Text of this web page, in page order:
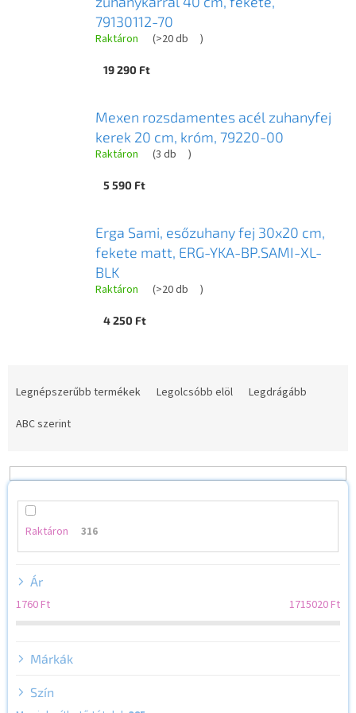
79130112-70
Raktáron (>20 db )
19 290 Ft
Mexen rozsdamentes acél zuhanyfej
kerek 20 cm, króm, 79220-00
Raktáron (3 db )
5 590 Ft
Erga Sami, esőzuhany fej 30x20 cm,
fekete matt, ERG-YKA-BP.SAMI-XL-
BLK
Raktáron (>20 db )
4 250 Ft
m
e
Legnépszerűbb termékek Legolcsóbb elöl
Legdrágább
ABC szerint
Raktáron 316
Ár
1760Ft 1715020Ft
Márkák
Szín